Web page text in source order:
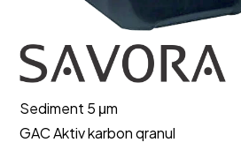
Sediment 5 μm
GAC Aktiv karbon qranul